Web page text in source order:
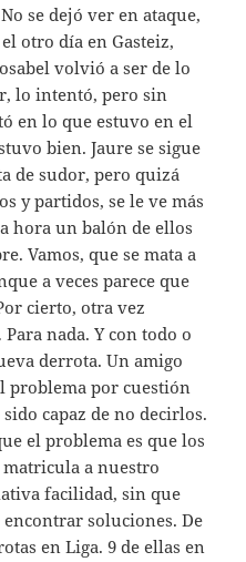
se dejó ver en ataque,
otro día en Gasteiz,
volvió a ser de lo
lo intentó, pero sin
en lo que estuvo en el
bien. Jaure se sigue
de sudor, pero quizá
y partidos, se le ve más
hora un balón de ellos
Vamos, que se mata a
a veces parece que
cierto, otra vez
nada. Y con todo o
derrota. Un amigo
problema por cuestión
capaz de no decirlos.
el problema es que los
a nuestro
facilidad, sin que
encontrar soluciones. De
en Liga. 9 de ellas en